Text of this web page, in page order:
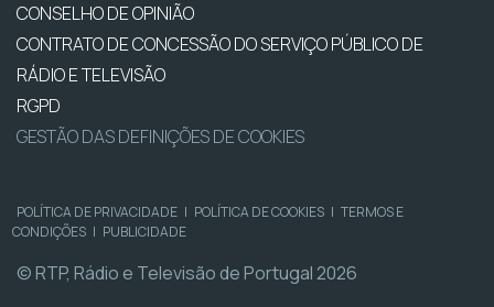
CONSELHO DE OPINIÃO
CONTRATO DE CONCESSÃO DO SERVIÇO PÚBLICO DE
RÁDIO E TELEVISÃO
RGPD
GESTÃO DAS DEFINIÇÕES DE COOKIES
POLÍTICA DE PRIVACIDADE | POLÍTICA DE COOKIES | TERMOS E
CONDIÇÕES | PUBLICIDADE
© RTP, Rádio e Televisão de Portugal 2026